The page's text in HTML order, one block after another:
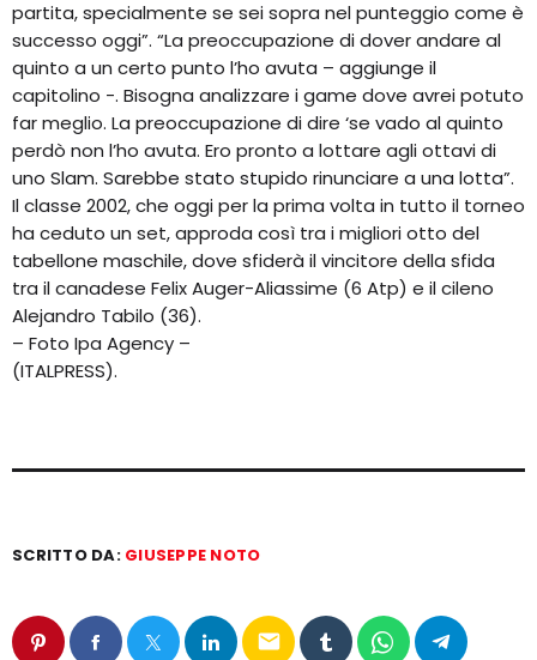
partita, specialmente se sei sopra nel punteggio come è
successo oggi”. “La preoccupazione di dover andare al
quinto a un certo punto l’ho avuta – aggiunge il
capitolino -. Bisogna analizzare i game dove avrei potuto
far meglio. La preoccupazione di dire ‘se vado al quinto
perdò non l’ho avuta. Ero pronto a lottare agli ottavi di
uno Slam. Sarebbe stato stupido rinunciare a una lotta”.
Il classe 2002, che oggi per la prima volta in tutto il torneo
ha ceduto un set, approda così tra i migliori otto del
tabellone maschile, dove sfiderà il vincitore della sfida
tra il canadese Felix Auger-Aliassime (6 Atp) e il cileno
Alejandro Tabilo (36).
– Foto Ipa Agency –
(ITALPRESS).
SCRITTO DA: GIUSEPPE NOTO
email